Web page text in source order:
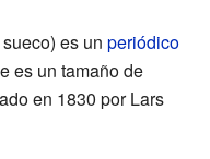
es un periódico
es un tamaño de
en 1830 por Lars